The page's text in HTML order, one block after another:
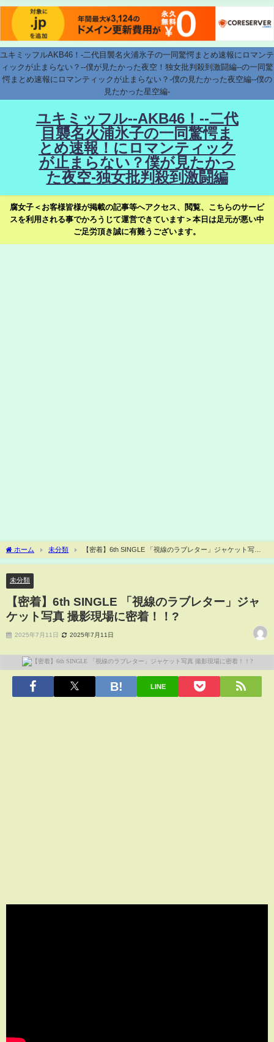
ユキミッフルAKB46！-二代目襲名火浦氷子の一同驚愕まとめ速報にロマンテ
ィックが止まらない？--僕が見たかった夜空！独女批判殺到激闘編--の一同驚
愕まとめ速報にロマンティックが止まらない？-僕の見たかった夜空編--僕の
見たかった星空編-
ユキミッフル--AKB46！--二代
目襲名火浦氷子の一同驚愕ま
とめ速報！にロマンティック
が止まらない？僕が見たかっ
た夜空-独女批判殺到激闘編
腐女子＜お客様皆様が掲載の記事等へアクセス、閲覧、こちらのサービ
スを利用される事でかろうじて運営できています＞本日は足元が悪い中
ご足労頂き誠に有難うございます。
ホーム 未分類
【密着】6th SINGLE 「視線のラブレター」ジャケット写真
撮影現場に密着！！?
未分類
【密着】6th SINGLE 「視線のラブレター」ジャ
ケット写真 撮影現場に密着！！?
2025年7月11日 2025年7月11日
LINE